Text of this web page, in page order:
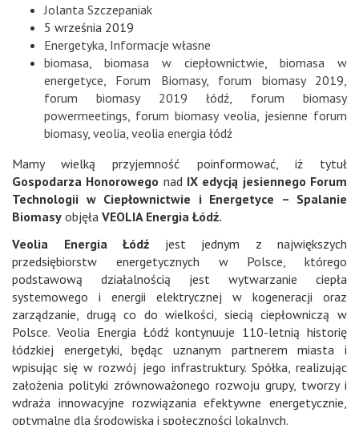
Jolanta Szczepaniak
5 września 2019
Energetyka Informacje własne
biomasa
biomasa w ciepłownictwie
biomasa w
energetyce
Forum Biomasy, forum biomasy 2019
forum biomasy 2019 łódź
forum biomasy
powermeetings forum biomasy veolia jesienne forum
biomasy, veolia veolia energia łódź
Mamy wielką przyjemność poinformować, iż tytuł
Gospodarza Honorowego nad IX edycją jesiennego Forum
Technologii w Ciepłownictwie i Energetyce – Spalanie
Biomasy objęła VEOLIA Energia Łódź.
Veolia Energia Łódź jest jednym z największych
przedsiębiorstw energetycznych w Polsce, którego
podstawową działalnością jest wytwarzanie ciepła
systemowego i energii elektrycznej w kogeneracji oraz
zarządzanie, drugą co do wielkości, siecią ciepłowniczą w
Polsce. Veolia Energia Łódź kontynuuje 110-letnią historię
łódzkiej energetyki, będąc uznanym partnerem miasta i
wpisując się w rozwój jego infrastruktury. Spółka, realizując
założenia polityki zrównoważonego rozwoju grupy, tworzy i
wdraża innowacyjne rozwiązania efektywne energetycznie,
optymalne dla środowiska i społeczności lokalnych.